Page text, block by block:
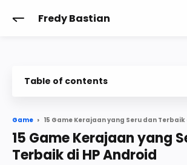
Fredy Bastian
Table of contents
2 Rise of Kingdoms Lost Crusade
3 Game of Sultans
4 Empire Four Kingdoms
Game 15 Game Kerajaan yang Seru dan Terbaik
15 Game Kerajaan yang
Terbaik di HP Android